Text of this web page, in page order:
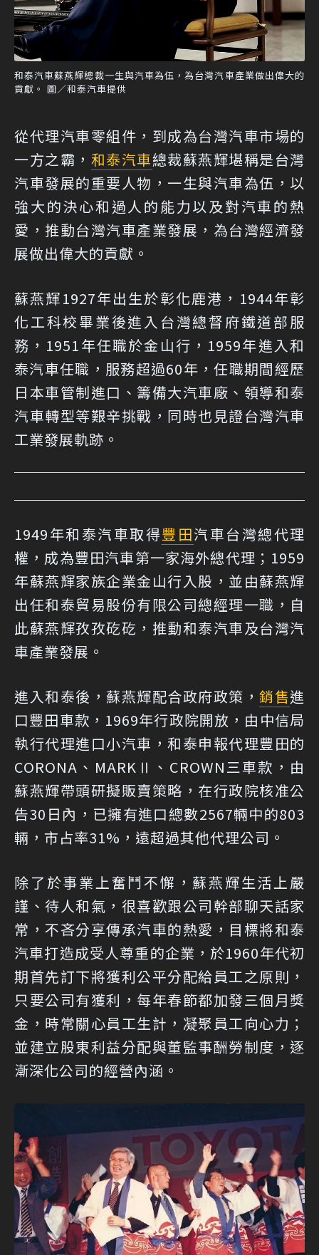
和泰汽車蘇燕輝總裁一生與汽車為伍，為台灣汽車產業做出偉大的
貢獻。 圖／和泰汽車提供
從代理汽車零組件，到成為台灣汽車市場的
一方之霸， 和泰汽車總裁蘇燕輝堪稱是台灣
汽車發展的重要人物，一生與汽車為伍，以
強大的決心和過人的能力以及對汽車的熱
愛，推動台灣汽車產業發展，為台灣經濟發
展做出偉大的貢獻。
蘇燕輝1927年出生於彰化鹿港，1944年彰
化工科校畢業後進入台灣總督府鐵道部服
務，1951年任職於金山行，1959年進入和
泰汽車任職，服務超過60年，任職期間經歷
日本車管制進口、籌備大汽車廠、領導和泰
汽車轉型等艱辛挑戰，同時也見證台灣汽車
工業發展軌跡。
1949年和泰汽車取得豐田汽車台灣總代理
權，成為豐田汽車第一家海外總代理；1959
年蘇燕輝家族企業金山行入股，並由蘇燕輝
出任和泰貿易股份有限公司總經理一職，自
此蘇燕輝孜孜矻矻，推動和泰汽車及台灣汽
車產業發展。
進入和泰後，蘇燕輝配合政府政策， 銷售進
口豐田車款，1969年行政院開放，由中信局
執行代理進口小汽車，和泰申報代理豐田的
CORONA、MARKⅡ、CROWN三車款，由
蘇燕輝帶頭研擬販賣策略，在行政院核准公
告30日內，已擁有進口總數2567輛中的803
輛，市占率31%，遠超過其他代理公司。
除了於事業上奮鬥不懈，蘇燕輝生活上嚴
謹、待人和氣，很喜歡跟公司幹部聊天話家
常，不吝分享傳承汽車的熱愛，目標將和泰
汽車打造成受人尊重的企業，於1960年代初
期首先訂下將獲利公平分配給員工之原則，
只要公司有獲利，每年春節都加發三個月獎
金，時常關心員工生計，凝聚員工向心力；
並建立股東利益分配與董監事酬勞制度，逐
漸深化公司的經營內涵。